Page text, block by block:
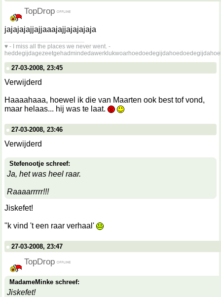
TopDrop
jajajajajjajjaaajajjajajajaja
♥ - I miss all the places we never went. -
27-03-2008, 23:45
Verwijderd
Haaaahaaa, hoewel ik die van Maarten ook best tof vond,
maar helaas... hij was te laat.
27-03-2008, 23:46
Verwijderd
Stefenootje schreef:
Ja, het was heel raar.
Raaaarrrrr!!!
Jiskefet!
''k vind 't een raar verhaal'
27-03-2008, 23:47
TopDrop
MadameMinke schreef:
Jiskefet!